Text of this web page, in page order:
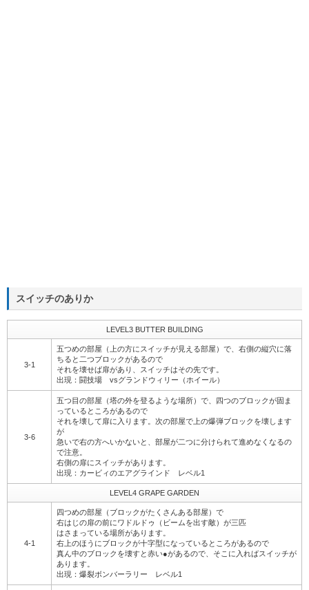
スイッチのありか
LEVEL3 BUTTER BUILDING
3-1
五つめの部屋（上の方にスイッチが見える部屋）で、右側の縦穴に落
ちると二つブロックがあるので
それを壊せば扉があり、スイッチはその先です。
出現：闘技場 vsグランドウィリー（ホイール）
3-6
五つ目の部屋（塔の外を登るような場所）で、四つのブロックが固ま
っているところがあるので
それを壊して扉に入ります。次の部屋で上の爆弾ブロックを壊します
が
急いで右の方へいかないと、部屋が二つに分けられて進めなくなるの
で注意。
右側の扉にスイッチがあります。
出現：カービィのエアグラインド レベル1
LEVEL4 GRAPE GARDEN
4-1
四つめの部屋（ブロックがたくさんある部屋）で
右はじの扉の前にワドルドゥ（ビームを出す敵）が三匹
はさまっている場所があります。
右上のほうにブロックが十字型になっているところがあるので
真ん中のブロックを壊すと赤い●があるので、そこに入ればスイッチが
あります。
出現：爆裂ボンバーラリー レベル1